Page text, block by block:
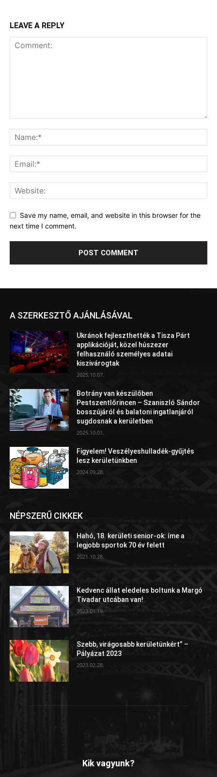
LEAVE A REPLY
Save my name, email, and website in this browser for the
next time I comment.
A SZERKESZTŐ AJÁNLÁSÁVAL
Ukránok fejleszthették a Tisza Párt
applikációját, közel húszezer
felhasználó személyes adatai
kiszivárogtak
2025.10.07.
Botrány van készülőben
Pestszentlőrincen – Szaniszló Sándor
bosszújáról és balatoni ingatlanjáról
sugdosnak a kerületben
2025.10.01.
Figyelem! Veszélyeshulladék-gyűjtés
lesz kerületünkben
2024.09.28.
NÉPSZERŰ CIKKEK
Hahó, 18. kerületi senior-ok: íme a
legjobb sportok 70 év felett
2021.10.28.
Kedvenc állat eledeles boltunk a Margó
Tivadar utcában van!
2023.01.19.
Szebb, virágosabb kerületünkért” –
Pályázat 2023
2023.02.28.
Kik vagyunk?